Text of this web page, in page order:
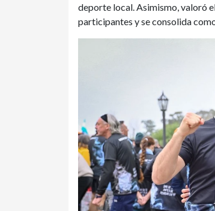
deporte local. Asimismo, valoró
participantes y se consolida